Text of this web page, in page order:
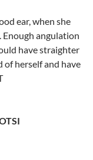
ear, when she
Enough angulation
have straighter
of herself and have